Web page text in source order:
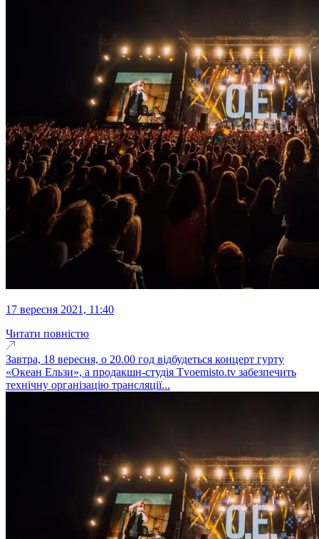
17 вересня 2021, 11:40
Читати повністю
Завтра, 18 вересня, о 20.00 год відбудеться концерт гурту
«Океан Ельзи», а продакшн-студія Tvoemisto.tv забезпечить
технічну організацію трансляції...